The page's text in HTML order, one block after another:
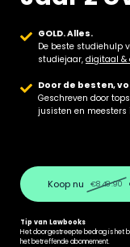
GOLD. Alles.
De beste studiehulp
studiejaar, digitaal &
Door de besten,
Geschreven door
jusisten en meesters
Koop nu €848.90
Tip van Lawbooks
Het doorgestreepte bedrag is het
het betreffende abonnement.